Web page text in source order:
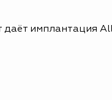
имплантация